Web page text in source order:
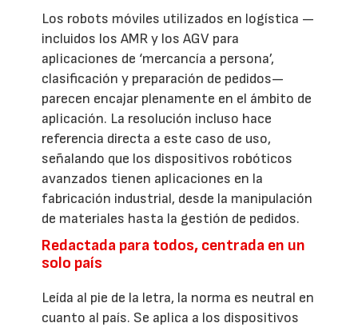
Los robots móviles utilizados en logística —
incluidos los AMR y los AGV para
aplicaciones de ‘mercancía a persona’,
clasificación y preparación de pedidos—
parecen encajar plenamente en el ámbito de
aplicación. La resolución incluso hace
referencia directa a este caso de uso,
señalando que los dispositivos robóticos
avanzados tienen aplicaciones en la
fabricación industrial, desde la manipulación
de materiales hasta la gestión de pedidos.
Redactada para todos, centrada en un
solo país
Leída al pie de la letra, la norma es neutral en
cuanto al país. Se aplica a los dispositivos